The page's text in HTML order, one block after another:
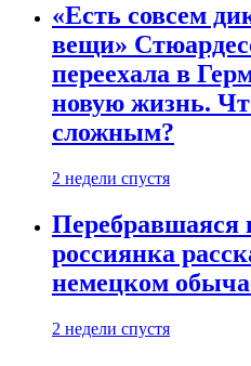
«Есть совсем
вещи»
переехала в
новую жизнь.
сложным?
2 недели спустя
Перебравшаяся
россиянка
немецком
2 недели спустя